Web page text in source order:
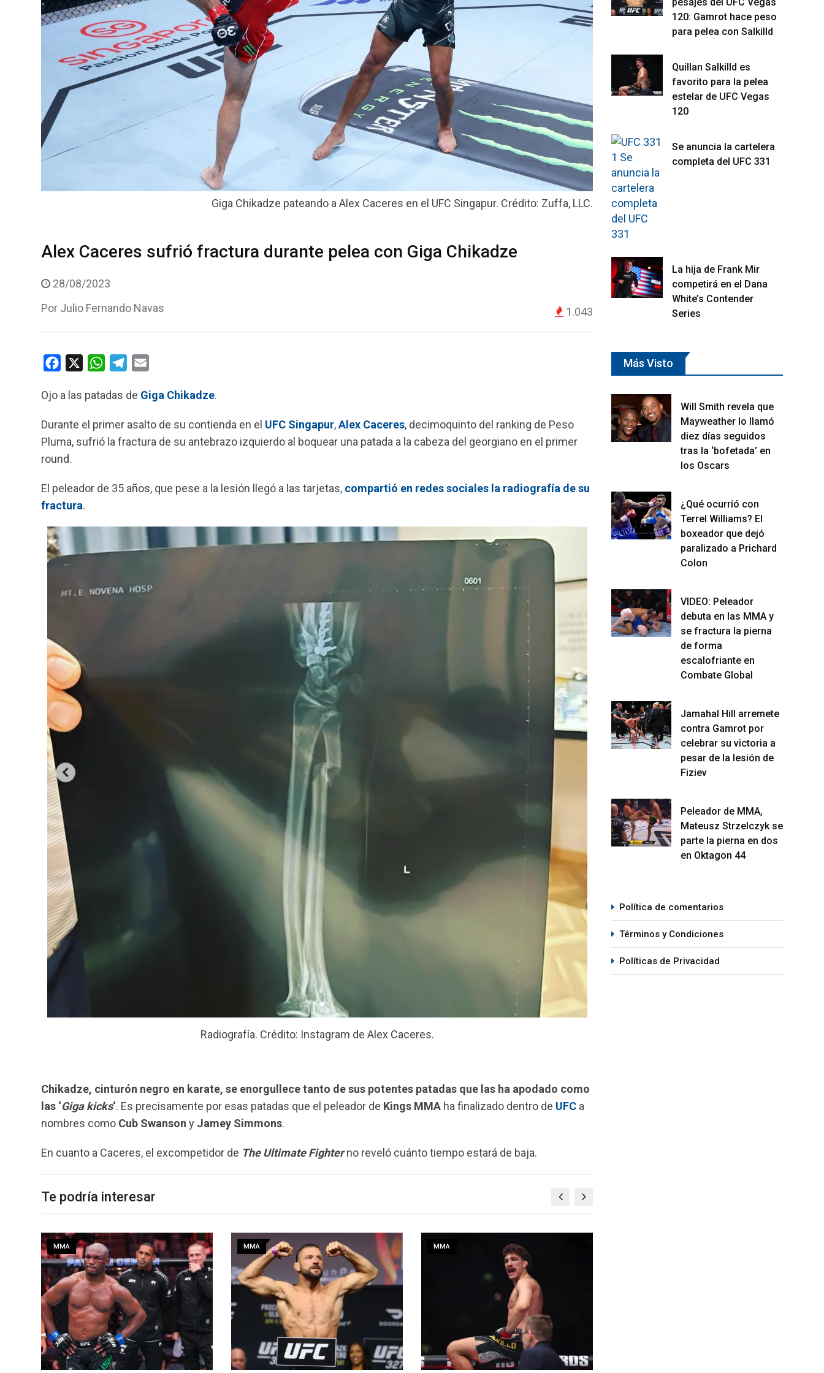
Giga Chikadze pateando a Alex Caceres en el UFC Singapur. Crédito: Zuffa, LLC.
Alex Caceres sufrió fractura durante pelea con Giga Chikadze
28/08/2023
Por Julio Fernando Navas 1.043
c
b
o
o
k
W
a
s
A
l
g
r
m
a
l
Ojo a las patadas de Giga Chikadze.
Durante el primer asalto de su contienda en el UFC Singapur,Alex Caceres, decimoquinto del ranking de Peso
Pluma, sufrió la fractura de su antebrazo izquierdo al boquear una patada a la cabeza del georgiano en el primer
round.
El peleador de 35 años, que pese a la lesión llegó a las tarjetas, compartió en redes sociales la radiografía de su
fractura.
Radiografía. Crédito: Instagram de Alex Caceres.
Chikadze, cinturón negro en karate, se enorgullece tanto de sus potentes patadas que las ha apodado como
las ‘Giga kicks‘. Es precisamente por esas patadas que el peleador de Kings MMA ha finalizado dentro de UFC a
nombres como Cub Swanson y Jamey Simmons.
En cuanto a Caceres, el excompetidor de The Ultimate Fighterno reveló cuánto tiempo estará de baja.
Te podría interesar
MMA MMA MMA
120: Gamrot hace peso
para pelea con Salkilld
Quillan Salkilld es
favorito para la pelea
estelar de UFC Vegas
120
Se anuncia la cartelera
completa del UFC 331
La hija de Frank Mir
competirá en el Dana
White’s Contender
Series
Más Visto
Will Smith revela que
Mayweather lo llamó
diez días seguidos
tras la ‘bofetada’ en
los Oscars
¿Qué ocurrió con
Terrel Williams? El
boxeador que dejó
paralizado a Prichard
Colon
VIDEO: Peleador
debuta en las MMA y
se fractura la pierna
de forma
escalofriante en
Combate Global
Jamahal Hill arremete
contra Gamrot por
celebrar su victoria a
pesar de la lesión de
Fiziev
Peleador de MMA,
Mateusz Strzelczyk se
parte la pierna en dos
en Oktagon 44
Política de comentarios
Términos y Condiciones
Políticas de Privacidad